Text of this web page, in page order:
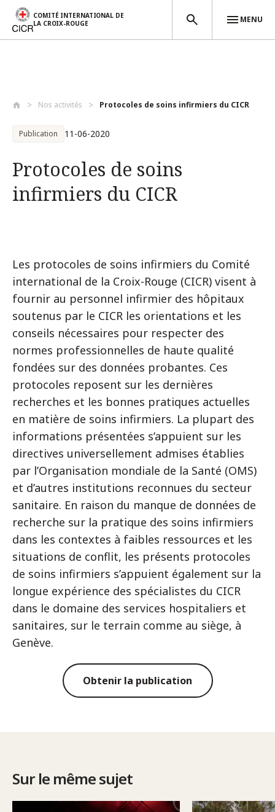
COMITÉ INTERNATIONAL DE
LA CROIX-ROUGE
MENU
Nos activités Protocoles de soins infirmiers du CICR
Publication 11-06-2020
Protocoles de soins
infirmiers du CICR
Les protocoles de soins infirmiers du Comité
international de la Croix-Rouge (CICR) visent à
fournir au personnel infirmier des hôpitaux
soutenus par le CICR les orientations et les
conseils nécessaires pour respecter des
normes professionnelles de haute qualité
fondées sur des données probantes. Ces
protocoles reposent sur les dernières
recherches et les bonnes pratiques actuelles
en matière de soins infirmiers. La plupart des
informations présentées s’appuient sur les
directives universellement admises établies
par l’Organisation mondiale de la Santé (OMS)
et d’autres institutions reconnues du secteur
sanitaire. En raison du manque de données de
recherche sur la pratique des soins infirmiers
dans les contextes à faibles ressources et les
situations de conflit, les présents protocoles
de soins infirmiers s’appuient également sur la
longue expérience des spécialistes du CICR
dans le domaine des services hospitaliers et
sanitaires, sur le terrain comme au siège, à
Genève.
Obtenir la publication
Sur le même sujet